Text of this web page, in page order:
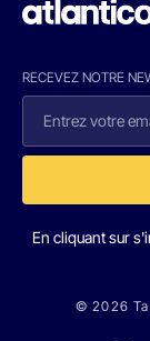
RECEVEZ NOTRE
En cliquant sur
© 2026